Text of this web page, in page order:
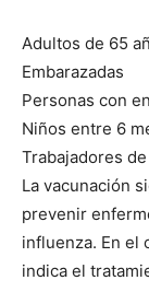
Adultos de 65
Embarazadas
Personas con
Niños entre 6
Trabajadores
La vacunación
prevenir
influenza. En el
indica el